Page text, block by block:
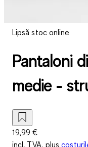
Lipsă stoc online
Pantaloni
medie -
19,99 €
incl. TVA, plus